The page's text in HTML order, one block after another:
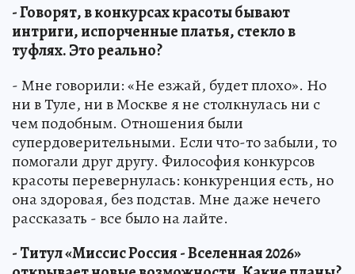
- Говорят, в конкурсах красоты бывают
интриги, испорченные платья, стекло в
туфлях. Это реально?
- Мне говорили: «Не езжай, будет плохо». Но
ни в Туле, ни в Москве я не столкнулась ни с
чем подобным. Отношения были
супердоверительными. Если что-то забыли, то
помогали друг другу. Философия конкурсов
красоты перевернулась: конкуренция есть, но
она здоровая, без подстав. Мне даже нечего
рассказать - все было на лайте.
- Титул «Миссис Россия - Вселенная 2026»